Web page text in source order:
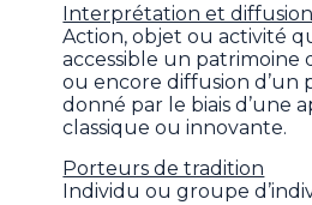
Interprétation et diffusion
Action, objet ou activité
accessible un patrimoine
ou encore diffusion d’un
donné par le biais d’une
classique ou innovante.
Porteurs de tradition
Individu ou groupe